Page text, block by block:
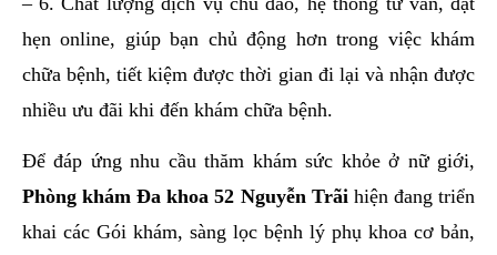
hẹn online, giúp bạn chủ động hơn trong việc khám
chữa bệnh, tiết kiệm được thời gian đi lại và nhận được
nhiều ưu đãi khi đến khám chữa bệnh.
Để đáp ứng nhu cầu thăm khám sức khỏe ở nữ giới,
Phòng khám Đa khoa 52 Nguyễn Trãihiện đang triển
khai các Gói khám, sàng lọc bệnh lý phụ khoa cơ bản,